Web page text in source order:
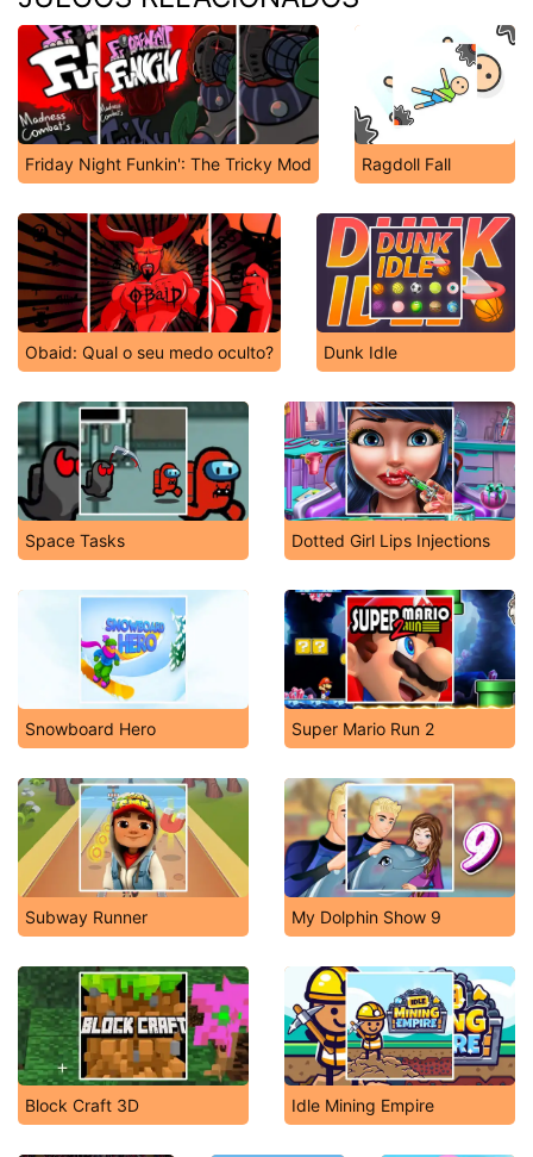
Friday Night Funkin': The Tricky Mod Ragdoll Fall
Obaid: Qual o seu medo oculto? Dunk Idle
Space Tasks Dotted Girl Lips Injections
Snowboard Hero Super Mario Run 2
Subway Runner My Dolphin Show 9
Block Craft 3D Idle Mining Empire